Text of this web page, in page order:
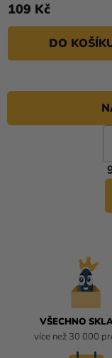
109 Kč
DO
VŠECHNO
více než 30 000